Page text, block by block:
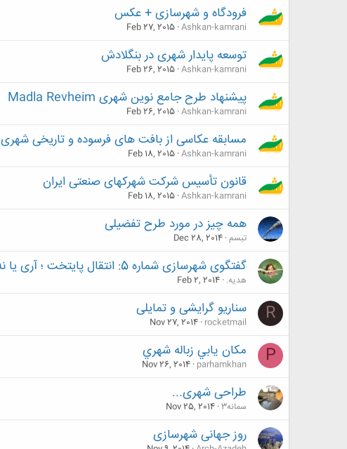
فرودگاه و شهرسازی + عکس
Ashkan-kamrani
Feb 27, 2015
توسعه پایدار شهری در بنگلادش
Ashkan-kamrani
Feb 26, 2015
پیشنهاد طرح جامع نوین شهری Madla Revheim
Ashkan-kamrani
Feb 26, 2015
مسابقه عکاسی از بافت های فرسوده و تاریخی شهری
Ashkan-kamrani
Feb 18, 2015
قانون تأسیس شرکت شهرکهای صنعتی ایران
Ashkan-kamrani
Feb 18, 2015
همه چیز در مورد طرح تفضیلی
تبسم Dec 28, 2014
گفتگوی شهرسازی شماره 5: انتقال پایتخت ؛ آری یا نه ؟
هدیه. Feb 2, 2014
R سناریو گرایشی و تمایلی
rocketmail
Nov 27, 2014
P مكان يابي زباله شهري
parhamkhan
Nov 26, 2014
طراحی شهری...
سمانه3 Nov 25, 2014
روز جهانی شهرسازی